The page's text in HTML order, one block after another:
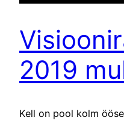
2019
Kell on pool kolm